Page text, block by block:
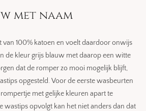
met naam
van 100% katoen en voelt daardoor onwijs
de kleur grijs blauw met daarop een witte
dat de romper zo mooi mogelijk blijft,
opgesteld. Voor de eerste wasbeurten
met gelijke kleuren apart te
wastips opvolgt kan het niet anders dan dat